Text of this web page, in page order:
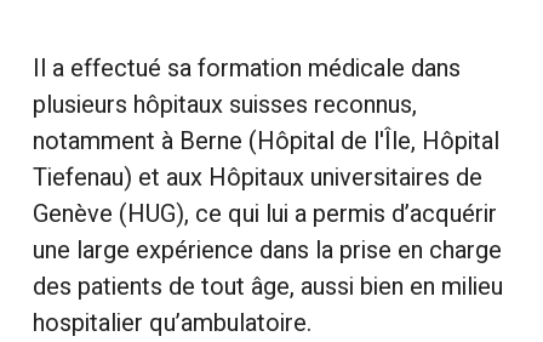
Il a effectué sa formation médicale dans
plusieurs hôpitaux suisses reconnus,
notamment à Berne (Hôpital de l'Île, Hôpital
Tiefenau) et aux Hôpitaux universitaires de
Genève (HUG), ce qui lui a permis d’acquérir
une large expérience dans la prise en charge
des patients de tout âge, aussi bien en milieu
hospitalier qu’ambulatoire.